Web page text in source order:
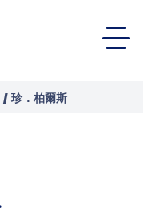
．柏爾斯